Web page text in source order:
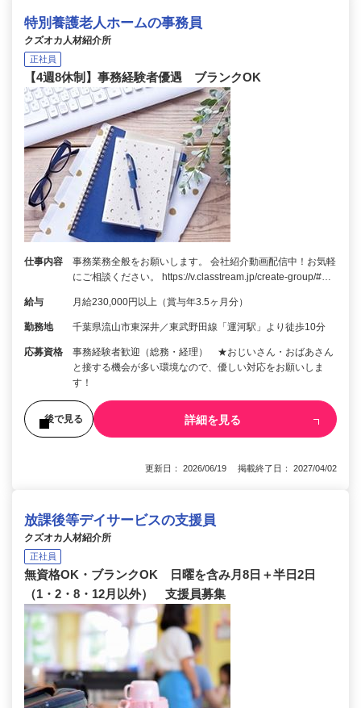
特別養護老人ホームの事務員
クズオカ人材紹介所
正社員
【4週8休制】事務経験者優遇 ブランクOK
仕事内容
事務業務全般をお願いします。 会社紹介動画配信中！お気軽
にご相談ください。 https://v.classtream.jp/create-group/#…
給与 月給230,000円以上（賞与年3.5ヶ月分）
勤務地 千葉県流山市東深井／東武野田線「運河駅」より徒歩10分
応募資格
事務経験者歓迎（総務・経理） ★おじいさん・おばあさん
と接する機会が多い環境なので、優しい対応をお願いしま
す！
後で見る 詳細を見る
更新日： 2026/06/19 掲載終了日： 2027/04/02
放課後等デイサービスの支援員
クズオカ人材紹介所
正社員
無資格OK・ブランクOK 日曜を含み月8日＋半日2日
（1・2・8・12月以外） 支援員募集